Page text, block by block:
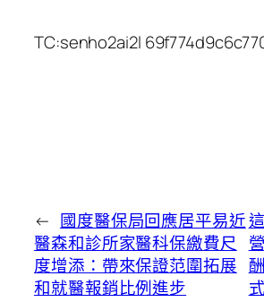
TC:senho2ai2l
← 國度醫保局回應居平易近
醫森和診所家醫科保繳費尺
度增添：帶來保證范圍拓展
和就醫報銷比例進步